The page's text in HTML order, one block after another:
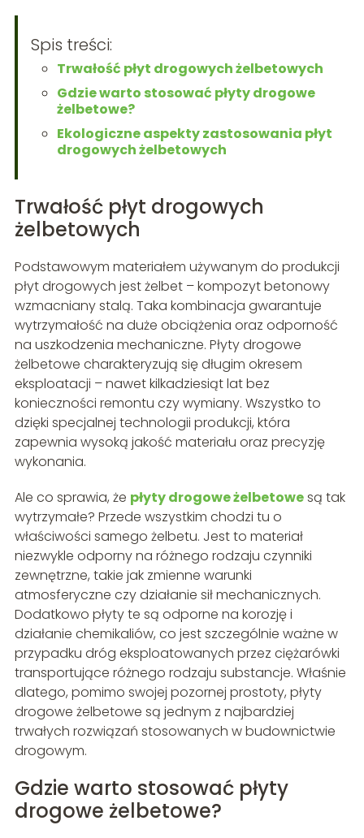
Spis treści:
Trwałość płyt drogowych żelbetowych
Gdzie warto stosować płyty drogowe
żelbetowe?
Ekologiczne aspekty zastosowania płyt
drogowych żelbetowych
Trwałość płyt drogowych
żelbetowych
Podstawowym materiałem używanym do produkcji
płyt drogowych jest żelbet – kompozyt betonowy
wzmacniany stalą. Taka kombinacja gwarantuje
wytrzymałość na duże obciążenia oraz odporność
na uszkodzenia mechaniczne. Płyty drogowe
żelbetowe charakteryzują się długim okresem
eksploatacji – nawet kilkadziesiąt lat bez
konieczności remontu czy wymiany. Wszystko to
dzięki specjalnej technologii produkcji, która
zapewnia wysoką jakość materiału oraz precyzję
wykonania.
Ale co sprawia, że płyty drogowe żelbetowesą tak
wytrzymałe? Przede wszystkim chodzi tu o
właściwości samego żelbetu. Jest to materiał
niezwykle odporny na różnego rodzaju czynniki
zewnętrzne, takie jak zmienne warunki
atmosferyczne czy działanie sił mechanicznych.
Dodatkowo płyty te są odporne na korozję i
działanie chemikaliów, co jest szczególnie ważne w
przypadku dróg eksploatowanych przez ciężarówki
transportujące różnego rodzaju substancje. Właśnie
dlatego, pomimo swojej pozornej prostoty, płyty
drogowe żelbetowe są jednym z najbardziej
trwałych rozwiązań stosowanych w budownictwie
drogowym.
Gdzie warto stosować płyty
drogowe żelbetowe?